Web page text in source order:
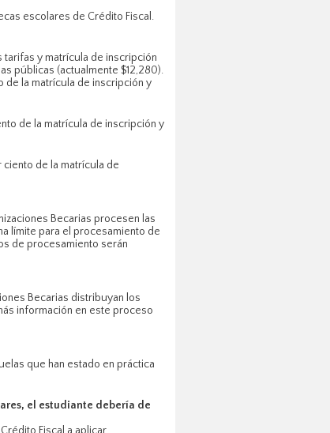
escolares de Crédito Fiscal.
tarifas y matrícula de inscripción
públicas (actualmente $12,280).
de la matrícula de inscripción y
de la matrícula de inscripción y
de la matrícula de
Becarias procesen las
límite para el procesamiento de
de procesamiento serán
Becarias distribuyan los
información en este proceso
que han estado en práctica
el estudiante debería de
Fiscal a aplicar.